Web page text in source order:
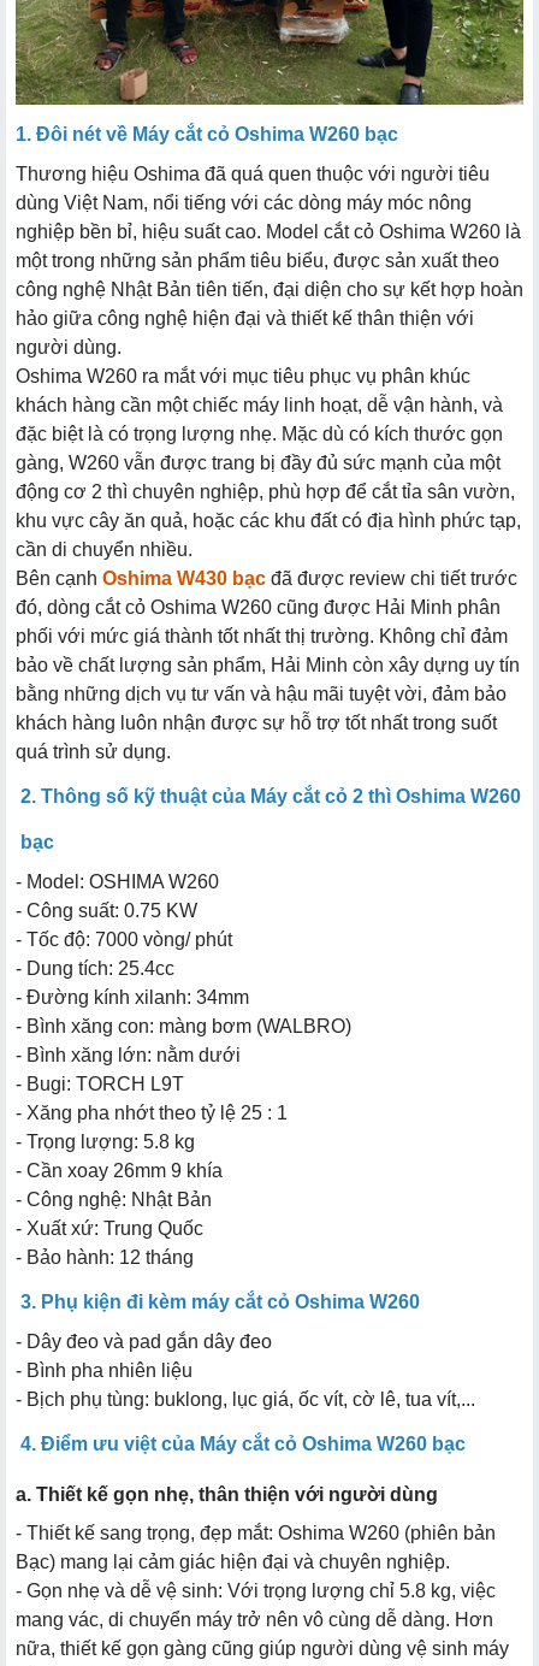
1. Đôi nét về Máy cắt cỏ Oshima W260 bạc
Thương hiệu Oshima đã quá quen thuộc với người tiêu
dùng Việt Nam, nổi tiếng với các dòng máy móc nông
nghiệp bền bỉ, hiệu suất cao. Model cắt cỏ Oshima W260 là
một trong những sản phẩm tiêu biểu, được sản xuất theo
công nghệ Nhật Bản tiên tiến, đại diện cho sự kết hợp hoàn
hảo giữa công nghệ hiện đại và thiết kế thân thiện với
người dùng.
Oshima W260 ra mắt với mục tiêu phục vụ phân khúc
khách hàng cần một chiếc máy linh hoạt, dễ vận hành, và
đặc biệt là có trọng lượng nhẹ. Mặc dù có kích thước gọn
gàng, W260 vẫn được trang bị đầy đủ sức mạnh của một
động cơ 2 thì chuyên nghiệp, phù hợp để cắt tỉa sân vườn,
khu vực cây ăn quả, hoặc các khu đất có địa hình phức tạp,
cần di chuyển nhiều.
Bên cạnh Oshima W430 bạc đã được review chi tiết trước
đó, dòng cắt cỏ Oshima W260 cũng được Hải Minh phân
phối với mức giá thành tốt nhất thị trường. Không chỉ đảm
bảo về chất lượng sản phẩm, Hải Minh còn xây dựng uy tín
bằng những dịch vụ tư vấn và hậu mãi tuyệt vời, đảm bảo
khách hàng luôn nhận được sự hỗ trợ tốt nhất trong suốt
quá trình sử dụng.
2. Thông số kỹ thuật của Máy cắt cỏ 2 thì Oshima W260
bạc
- Model: OSHIMA W260
- Công suất: 0.75 KW
- Tốc độ: 7000 vòng/ phút
- Dung tích: 25.4cc
- Đường kính xilanh: 34mm
- Bình xăng con: màng bơm (WALBRO)
- Bình xăng lớn: nằm dưới
- Bugi: TORCH L9T
- Xăng pha nhớt theo tỷ lệ 25 : 1
- Trọng lượng: 5.8 kg
- Cần xoay 26mm 9 khía
- Công nghệ: Nhật Bản
- Xuất xứ: Trung Quốc
- Bảo hành: 12 tháng
3. Phụ kiện đi kèm máy cắt cỏ Oshima W260
- Dây đeo và pad gắn dây đeo
- Bình pha nhiên liệu
- Bịch phụ tùng: buklong, lục giá, ốc vít, cờ lê, tua vít,...
4. Điểm ưu việt của Máy cắt cỏ Oshima W260 bạc
a. Thiết kế gọn nhẹ, thân thiện với người dùng
- Thiết kế sang trọng, đẹp mắt: Oshima W260 (phiên bản
Bạc) mang lại cảm giác hiện đại và chuyên nghiệp.
- Gọn nhẹ và dễ vệ sinh: Với trọng lượng chỉ 5.8 kg, việc
mang vác, di chuyển máy trở nên vô cùng dễ dàng. Hơn
nữa, thiết kế gọn gàng cũng giúp người dùng vệ sinh máy